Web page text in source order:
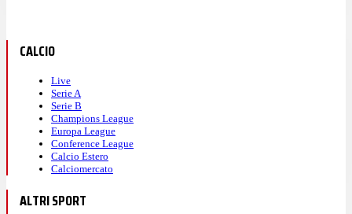
CALCIO
Live
Serie A
Serie B
Champions League
Europa League
Conference League
Calcio Estero
Calciomercato
ALTRI SPORT